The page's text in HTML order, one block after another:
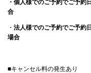
・個人様でのご予約でご予約
合
・ 法人様でのご予約でご予約
場合
■キャンセル料の発生あり